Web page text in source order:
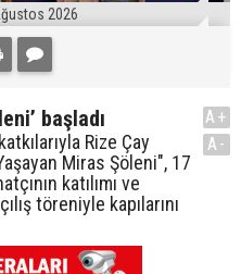
2026
başladı
Rize Çay
Miras Şöleni", 17
katılımı ve
töreniyle kapılarını
A+
A-